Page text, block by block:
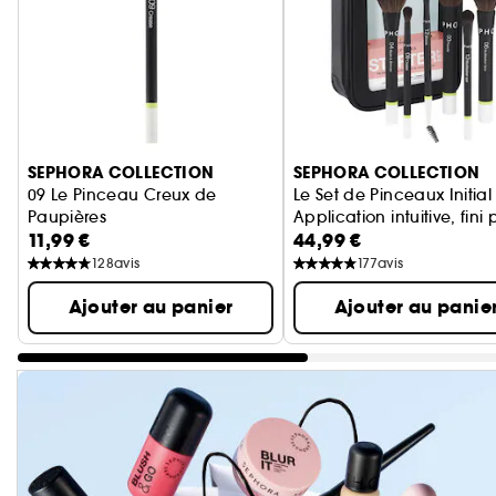
Ignorer le carrousel produits
SEPHORA COLLECTION
09 Le Pinceau Creux de
Paupières
Application intuitive, fini parfait
11,99 €
128avis
Ajouter au panier
SEPHORA COLLECTION
Le Set de Pinceaux Initial
Application intuitive, fini
44,99 €
177avis
Ajouter au